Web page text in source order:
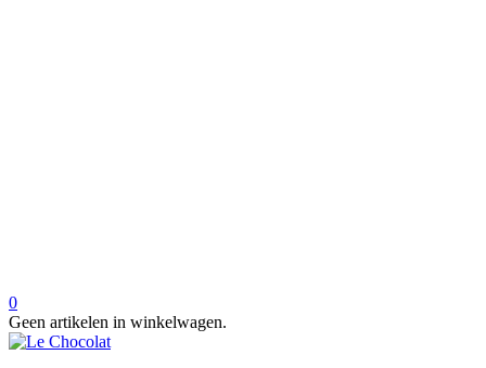
0
Geen artikelen in winkelwagen.